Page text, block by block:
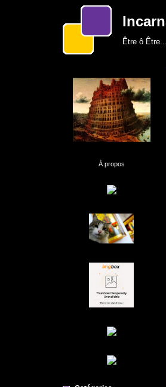
Être ô Être...
À propos